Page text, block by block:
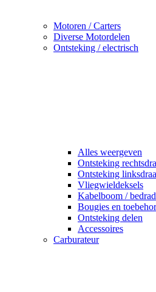
Motoren / Carters
Diverse Motordelen
Ontsteking / electrisch
Alles weergeven
Ontsteking
Ontsteking
Vliegwieldeksels
Kabelboom /
Bougies en
Ontsteking delen
Accessoires
Carburateur